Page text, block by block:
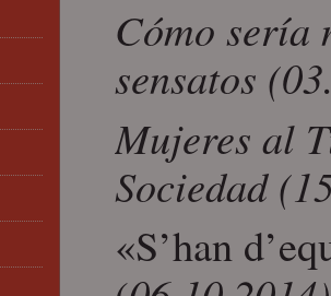
Cómo sería
sensatos
Mujeres al
Sociedad
«S’han